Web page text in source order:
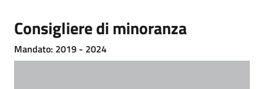
Galliera
Consigliere di minoranza
Mandato: 2019 - 2024